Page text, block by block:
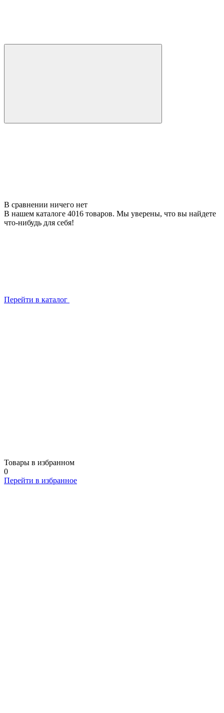
В сравнении ничего нет
В нашем каталоге 4016 товаров. Мы уверены, что вы найдете
что-нибудь для себя!
Перейти в каталог
Товары в избранном
0
Перейти в избранное